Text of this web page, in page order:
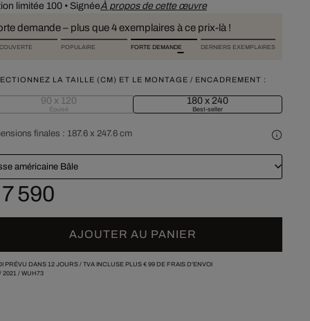
limitée 100• SignéeÀ propos de cette œuvre
demande – plus que 4 exemplaires à ce prix-là !
POPULAIRE FORTE DEMANDE DERNIERS EXEMPLAIRES
LA TAILLE (CM) ET LE MONTAGE / ENCADREMENT :
90 x 120
Épuisé
180 x 240
Best-seller
finales : 187.6 x 247.6 cm
américaine Bâle
590
AJOUTER AU PANIER
PRÉVU DANS 12 JOURS / TVA INCLUSE PLUS € 99DE FRAIS D'ENVOI
/ 2021 / WUH73